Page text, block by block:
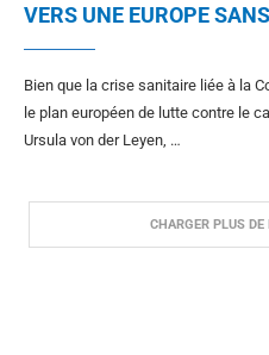
VERS UNE EUROPE
Bien que la crise sanitaire liée à la
le plan européen de lutte contre le
Ursula von der Leyen, …
CHARGER PLUS